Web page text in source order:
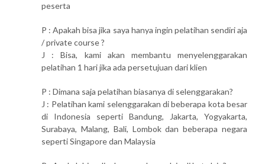
peserta
P : Apakah bisa jika saya hanya ingin pelatihan sendiri aja
/ private course ?
J : Bisa, kami akan membantu menyelenggarakan
pelatihan 1 hari jika ada persetujuan dari klien
P : Dimana saja pelatihan biasanya di selenggarakan?
J : Pelatihan kami selenggarakan di beberapa kota besar
di Indonesia seperti Bandung, Jakarta, Yogyakarta,
Surabaya, Malang, Bali, Lombok dan beberapa negara
seperti Singapore dan Malaysia